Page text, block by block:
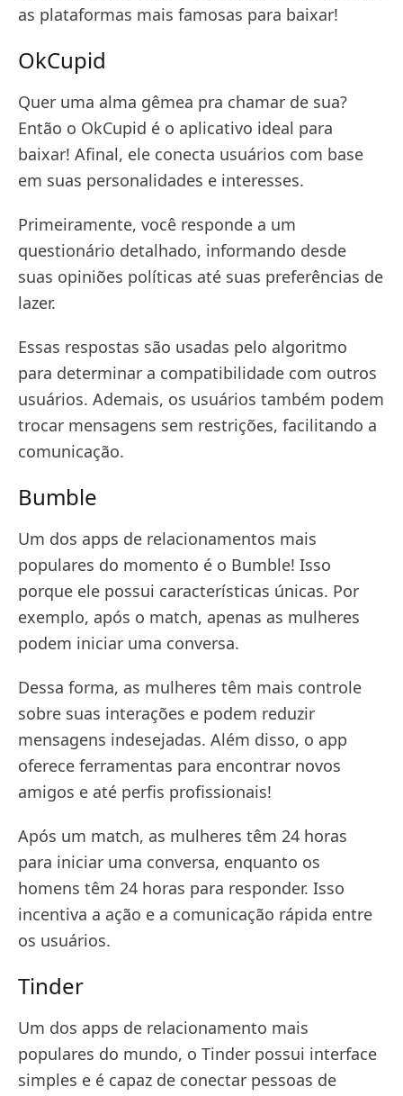
as plataformas mais famosas para baixar!
OkCupid
Quer uma alma gêmea pra chamar de sua?
Então o OkCupid é o aplicativo ideal para
baixar! Afinal, ele conecta usuários com base
em suas personalidades e interesses.
Primeiramente, você responde a um
questionário detalhado, informando desde
suas opiniões políticas até suas preferências de
lazer.
Essas respostas são usadas pelo algoritmo
para determinar a compatibilidade com outros
usuários. Ademais, os usuários também podem
trocar mensagens sem restrições, facilitando a
comunicação.
Bumble
Um dos apps de relacionamentos mais
populares do momento é o Bumble! Isso
porque ele possui características únicas. Por
exemplo, após o match, apenas as mulheres
podem iniciar uma conversa.
Dessa forma, as mulheres têm mais controle
sobre suas interações e podem reduzir
mensagens indesejadas. Além disso, o app
oferece ferramentas para encontrar novos
amigos e até perfis profissionais!
Após um match, as mulheres têm 24 horas
para iniciar uma conversa, enquanto os
homens têm 24 horas para responder. Isso
incentiva a ação e a comunicação rápida entre
os usuários.
Tinder
Um dos apps de relacionamento mais
populares do mundo, o Tinder possui interface
simples e é capaz de conectar pessoas de